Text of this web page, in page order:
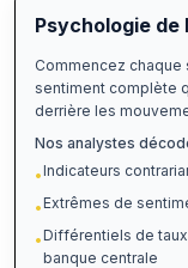
Psychologie
Commencez chaque
sentiment complète
derrière les
Nos analystes
•Indicateurs
•Extrêmes de
•Différentiels de
banque centrale